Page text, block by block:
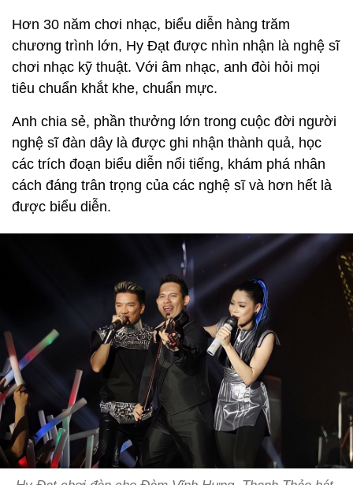
Hơn 30 năm chơi nhạc, biểu diễn hàng trăm
chương trình lớn, Hy Đạt được nhìn nhận là nghệ sĩ
chơi nhạc kỹ thuật. Với âm nhạc, anh đòi hỏi mọi
tiêu chuẩn khắt khe, chuẩn mực.
Anh chia sẻ, phần thưởng lớn trong cuộc đời người
nghệ sĩ đàn dây là được ghi nhận thành quả, học
các trích đoạn biểu diễn nổi tiếng, khám phá nhân
cách đáng trân trọng của các nghệ sĩ và hơn hết là
được biểu diễn.